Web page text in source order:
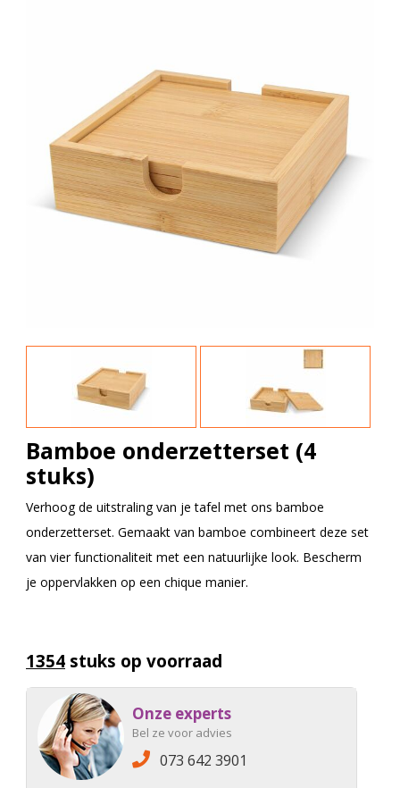
Bamboe onderzetterset (4
stuks)
Verhoog de uitstraling van je tafel met ons bamboe
onderzetterset. Gemaakt van bamboe combineert deze set
van vier functionaliteit met een natuurlijke look. Bescherm
je oppervlakken op een chique manier.
1354 stuks op voorraad
Onze experts
Bel ze voor advies
073 642 3901